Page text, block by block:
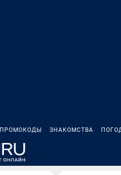
ПРОМОКОДЫ ЗНАКОМСТВА